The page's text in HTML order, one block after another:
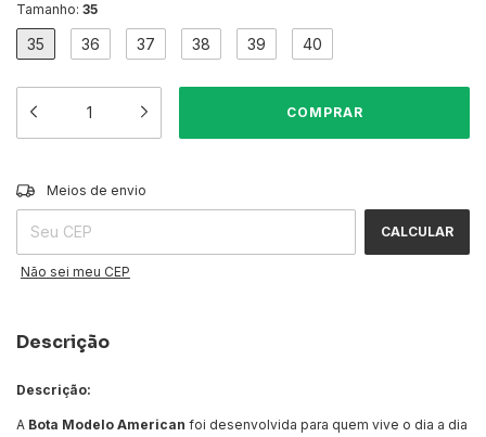
Tamanho: 35
35 36 37 38 39 40
Entregas para o CEP:
Meios de envio
CALCULAR
Não sei meu CEP
Descrição
Descrição:
A Bota Modelo American foi desenvolvida para quem vive o dia a dia